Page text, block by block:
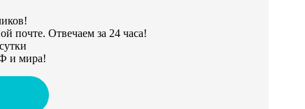
почте. Отвечаем за 24 часа!
и мира!